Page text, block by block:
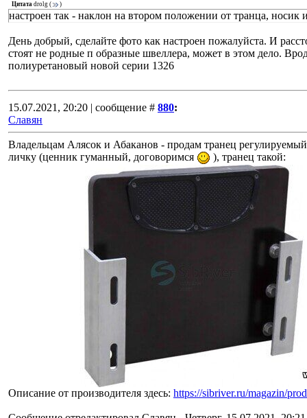
Цитата drolg ( )
настроен так - наклон на втором положении от транца,
День добрый, сделайте фото как настроен пожалуйста. И
стоят не родные п образные швеллера, может в этом дело.
полиуретановый новой серии 1326
15.07.2021, 20:20 | сообщение # 880:
Славян
Владельцам Алясок и Абаканов - продам транец
личку (ценник гуманный, договоримся
), транец такой:
Описание от производителя здесь: https://sibriver.ru/magazin/